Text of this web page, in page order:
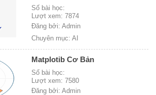
Số bài học:
Lượt xem: 7874
Đăng bởi: Admin
Chuyên mục: AI
Matplotib Cơ Bản
Số bài học:
Lượt xem: 7580
Đăng bởi: Admin